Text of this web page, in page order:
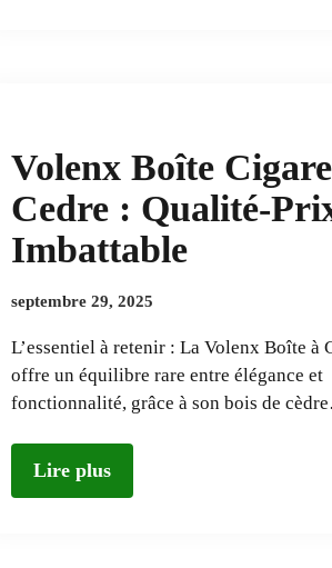
Volenx Boîte Cigare
Cedre : Qualité-
Imbattable
septembre 29, 2025
L’essentiel à retenir : La Volenx Boîte à
offre un équilibre rare entre élégance et
fonctionnalité, grâce à son bois de
Lire plus